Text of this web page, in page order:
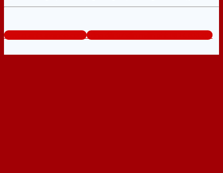
www.cuanhuavango.com Tổng đài tư vấn miễn phí: 0824.400.400